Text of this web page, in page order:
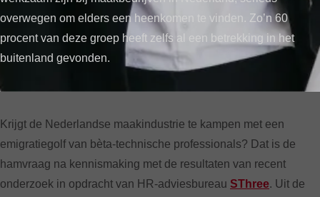
overwegen om elders een heenkomen te vinden. Zo’n 60
procent van deze groep heeft zelfs al een betrekking in het
buitenland gevonden.
CONTENT
Krijgt de Nederlandse maakindustrie te kampen met een
emigratiegolf van bèta-technische professionals? Dat is de
hamvraag na kennismaking met de resultaten van recent
onderzoek in opdracht van HR-adviesbureau SThree. Uit de